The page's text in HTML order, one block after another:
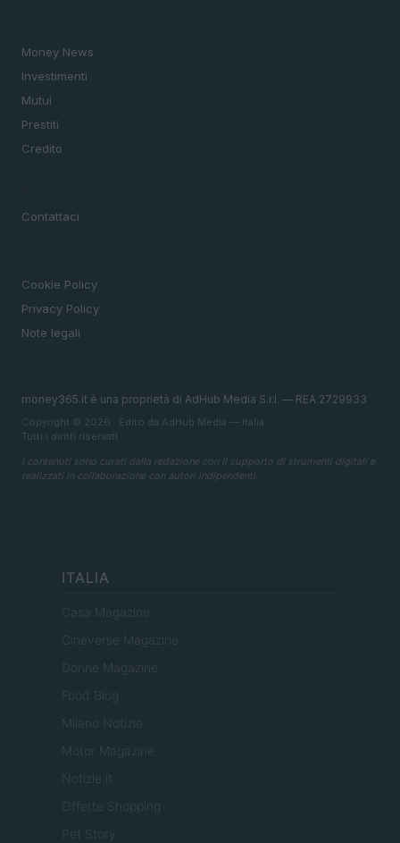
Money News
Investimenti
Mutui
Prestiti
Credito
Contattaci
Cookie Policy
Privacy Policy
Note legali
money365.it è una proprietà di AdHub Media S.r.l. — REA 2729933
Copyright © 2026 · Edito da AdHub Media — Italia
Tutti i diritti riservati
I contenuti sono curati dalla redazione con il supporto di strumenti digitali e
realizzati in collaborazione con autori indipendenti.
ITALIA
Casa Magazine
Cineverse Magazine
Donne Magazine
Food Blog
Milano Notizie
Motor Magazine
Notizie.it
Offerte Shopping
Pet Story